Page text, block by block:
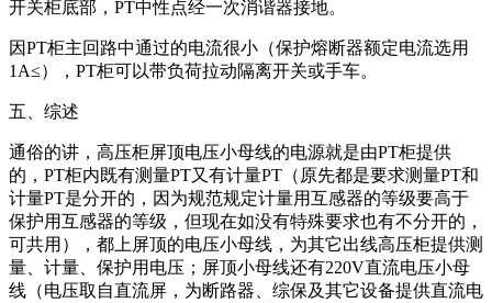
开关柜底部，PT中性点经一次消谐器接地。
因PT柜主回路中通过的电流很小（保护熔断器额定电流选用
1A≤），PT柜可以带负荷拉动隔离开关或手车。
五、综述
通俗的讲，高压柜屏顶电压小母线的电源就是由PT柜提供
的，PT柜内既有测量PT又有计量PT（原先都是要求测量PT和
计量PT是分开的，因为规范规定计量用互感器的等级要高于
保护用互感器的等级，但现在如没有特殊要求也有不分开的，
可共用），都上屏顶的电压小母线，为其它出线高压柜提供测
量、计量、保护用电压；屏顶小母线还有220V直流电压小母
线（电压取自直流屏，为断路器、综保及其它设备提供直流电